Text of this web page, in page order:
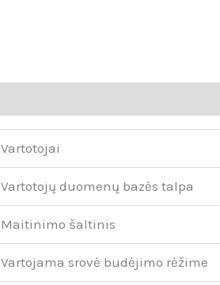
Vartotojai
Vartotojų duomenų bazės talpa
Maitinimo šaltinis
Vartojama srovė budėjimo rėžime